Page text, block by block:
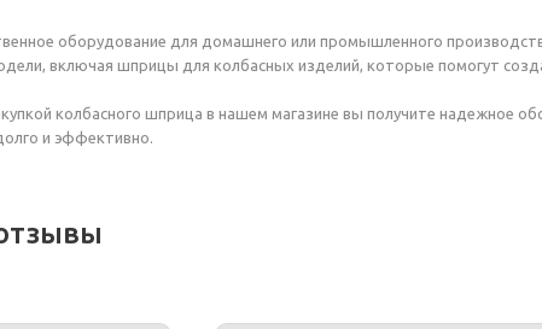
оборудование для домашнего или промышленного
включая шприцы для колбасных изделий, которые помогут
колбасного шприца в нашем магазине вы получите надежное
и эффективно.